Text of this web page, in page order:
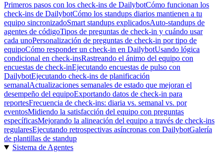
Primeros pasos con los check-ins de DailybotCómo funcionan los
check-ins de DailybotCómo los standups diarios mantienen a tu
equipo sincronizadoSmart standups explicadosAuto-standups de
agentes de códigoTipos de preguntas de check-in y cuándo usar
cada unoPersonalización de preguntas de check-in por tipo de
equipoCómo responder un check-in en DailybotUsando lógica
condicional en check-insRastreando el ánimo del equipo con
encuestas de check-inEjecutando encuestas de pulso con
DailybotEjecutando check-ins de planificación
semanalActualizaciones semanales de estado que mejoran el
desempeño del equipoExportando datos de check-in para
reportesFrecuencia de check-ins: diaria vs. semanal vs. por
eventosMidiendo la satisfacción del equipo con preguntas
específicasMejorando la alineación del equipo a través de check-ins
regularesEjecutando retrospectivas asíncronas con DailybotGalería
de plantillas de standup
Sistema de Agentes